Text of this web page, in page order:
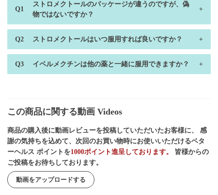
ストロメクトールのパッケージが違うのですが、偽
物ではないですか？
ストロメクトールはいつ服用すれば良いですか？
イベルメクチンは他の薬と一緒に服用できますか？
この商品に関する動画 Videos
商品の購入後に動画レビューを投稿していただいたお客様に、 感
謝の気持ちを込めて、次回のお買い物時にお使いいただけるベタ
ーヘルス ポイントを1000ポイント進呈しております。
皆様からの
ご投稿をお待ちしております。
動画をアップロードする